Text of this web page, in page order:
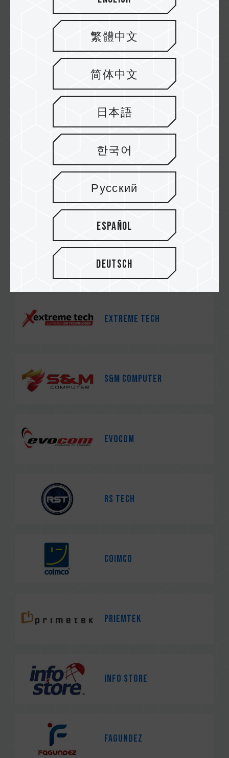
DDTech
CyberPuerta
ARROBA COMPUTERS
Techdami
Extreme Tech
S&M Computer
EVOCOM
RS Tech
Coimco
Priemtek
Info Store
Fagundez
繁體中文
简体中文
日本語
한국어
Русский
Español
Deutsch